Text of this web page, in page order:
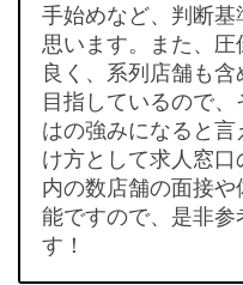
手始めなど、判断基
思います。また、
良く、系列店舗も
目指しているので
はの強みになると
け方として求人窓
内の数店舗の面接
能ですので、是非参
す！